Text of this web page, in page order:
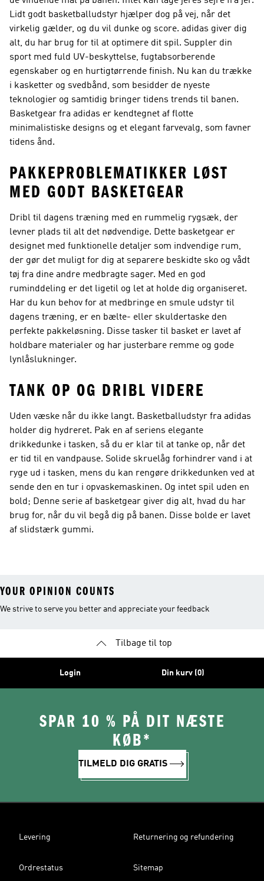
Lidt godt basketballudstyr hjælper dog på vej, når det
virkelig gælder, og du vil dunke og score. adidas giver dig
alt, du har brug for til at optimere dit spil. Suppler din
sport med fuld UV-beskyttelse, fugtabsorberende
egenskaber og en hurtigtørrende finish. Nu kan du trække
i kasketter og svedbånd, som besidder de nyeste
teknologier og samtidig bringer tidens trends til banen.
Basketgear fra adidas er kendtegnet af flotte
minimalistiske designs og et elegant farvevalg, som favner
tidens ånd.
PAKKEPROBLEMATIKKER LØST
MED GODT BASKETGEAR
Dribl til dagens træning med en rummelig rygsæk, der
levner plads til alt det nødvendige. Dette basketgear er
designet med funktionelle detaljer som indvendige rum,
der gør det muligt for dig at separere beskidte sko og vådt
tøj fra dine andre medbragte sager. Med en god
ruminddeling er det ligetil og let at holde dig organiseret.
Har du kun behov for at medbringe en smule udstyr til
dagens træning, er en bælte- eller skuldertaske den
perfekte pakkeløsning. Disse tasker til basket er lavet af
holdbare materialer og har justerbare remme og gode
lynlåslukninger.
TANK OP OG DRIBL VIDERE
Uden væske når du ikke langt. Basketballudstyr fra adidas
holder dig hydreret. Pak en af seriens elegante
drikkedunke i tasken, så du er klar til at tanke op, når det
er tid til en vandpause. Solide skruelåg forhindrer vand i at
ryge ud i tasken, mens du kan rengøre drikkedunken ved at
sende den en tur i opvaskemaskinen. Og intet spil uden en
bold; Denne serie af basketgear giver dig alt, hvad du har
brug for, når du vil begå dig på banen. Disse bolde er lavet
af slidstærk gummi.
YOUR OPINION COUNTS
We strive to serve you better and appreciate your feedback
Tilbage til top
Login Din kurv (0)
SPAR 10 % PÅ DIT NÆSTE
KØB*
TILMELD DIG GRATIS
Levering Returnering og refundering
Ordrestatus Sitemap